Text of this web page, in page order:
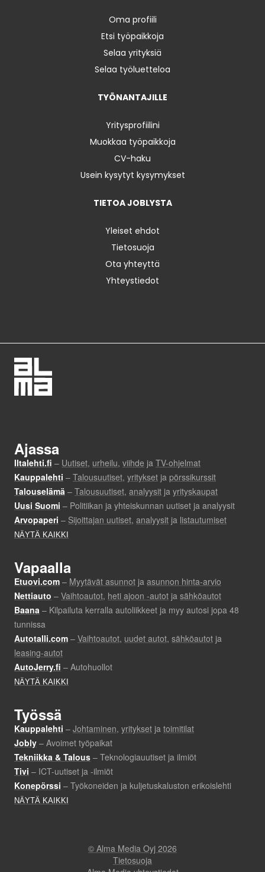
Oma profiili
Etsi työpaikkoja
Selaa yrityksiä
Selaa työluetteloa
TYÖNANTAJILLE
Yritysprofiilini
Muokkaa työpaikkoja
CV-haku
Usein kysytyt kysymykset
TIETOA JOBLYSTA
Yleiset ehdot
Tietosuoja
Ota yhteyttä
Yhteystiedot